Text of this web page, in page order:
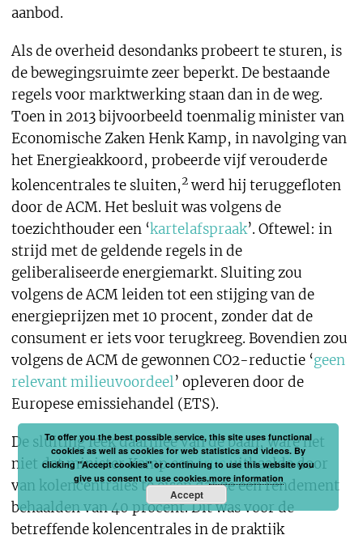
aanbod.
Als de overheid desondanks probeert te sturen, is
de bewegingsruimte zeer beperkt. De bestaande
regels voor marktwerking staan dan in de weg.
Toen in 2013 bijvoorbeeld toenmalig minister van
Economische Zaken Henk Kamp, in navolging van
het Energieakkoord, probeerde vijf verouderde
kolencentrales te sluiten,2werd hij teruggefloten
door de ACM. Het besluit was volgens de
toezichthouder een ‘kartelafspraak’. Oftewel: in
strijd met de geldende regels in de
geliberaliseerde energiemarkt. Sluiting zou
volgens de ACM leiden tot een stijging van de
energieprijzen met 10 procent, zonder dat de
consument er iets voor terugkreeg. Bovendien zou
volgens de ACM de gewonnen CO2-reductie ‘geen
relevant milieuvoordeel’ opleveren door de
Europese emissiehandel (ETS).
De sluiting leek daarmee van de baan, ware het
niet dat minister Kamp eentrucuithaalde door
van kolencentrales te eisen dat ze een rendement
behaalden van 40 procent. Dit was voor de
betreffende kolencentrales in de praktijk
To offer you the best possible service, this site uses functional
cookies as well as cookies for web statistics and videos. By
clicking "Accept cookies" or continuing to use this website you
give us consent to use cookies.more information
Accept